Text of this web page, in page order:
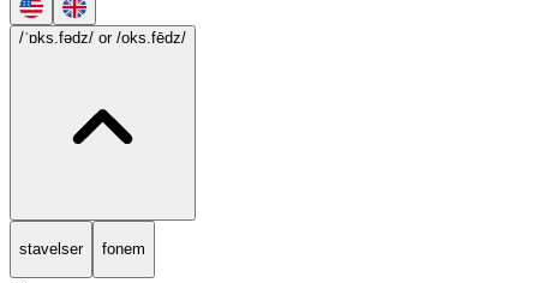
/ˈɒks.fədz/ or /oks.fēdz/
stavelser fonem